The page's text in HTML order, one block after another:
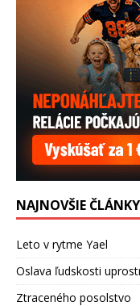
NAJNOVŠIE ČLÁNKY
Leto v rytme Yael
Oslava ľudskosti
Ztraceného posolstvo